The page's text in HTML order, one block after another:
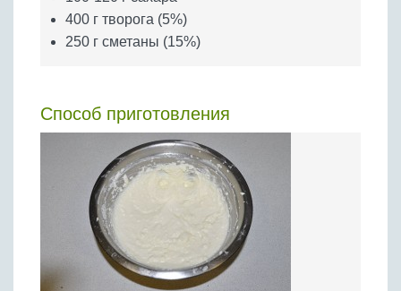
400 г творога (5%)
250 г сметаны (15%)
Способ приготовления